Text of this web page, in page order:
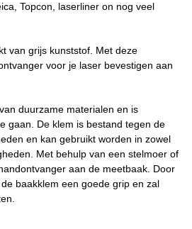
Topcon, laserliner on nog veel
van grijs kunststof. Met deze
voor je laser bevestigen aan
duurzame materialen en is
gaan. De klem is bestand tegen de
en kan gebruikt worden in zowel
Met behulp van een stelmoer of
aan de meetbaak. Door
baakklem een goede grip en zal